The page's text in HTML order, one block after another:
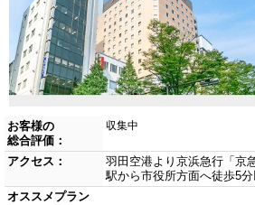
お客様の
総合評価：
収集中
アクセス：
羽田空港より京浜急行「京
駅から市役所方面へ徒歩5分
オススメプラン